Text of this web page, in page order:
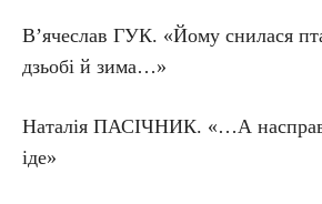
В’ячеслав ГУК. «Йому снилася
дзьобі й зима…»
Наталія ПАСІЧНИК. «…А
іде»